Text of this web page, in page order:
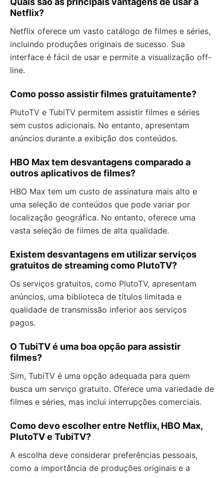
Netflix?
Netflix oferece um vasto catálogo de filmes e séries,
incluindo produções originais de sucesso. Sua
interface é fácil de usar e permite a visualização off-
line.
Como posso assistir filmes gratuitamente?
PlutoTV e TubiTV permitem assistir filmes e séries
sem custos adicionais. No entanto, apresentam
anúncios durante a exibição dos conteúdos.
HBO Max tem desvantagens comparado a
outros aplicativos de filmes?
HBO Max tem um custo de assinatura mais alto e
uma seleção de conteúdos que pode variar por
localização geográfica. No entanto, oferece uma
vasta seleção de filmes de alta qualidade.
Existem desvantagens em utilizar serviços
gratuitos de streaming como PlutoTV?
Os serviços gratuitos, como PlutoTV, apresentam
anúncios, uma biblioteca de títulos limitada e
qualidade de transmissão inferior aos serviços
pagos.
O TubiTV é uma boa opção para assistir
filmes?
Sim, TubiTV é uma opção adequada para quem
busca um serviço gratuito. Oferece uma variedade de
filmes e séries, mas inclui interrupções comerciais.
Como devo escolher entre Netflix, HBO Max,
PlutoTV e TubiTV?
A escolha deve considerar preferências pessoais,
como a importância de produções originais e a